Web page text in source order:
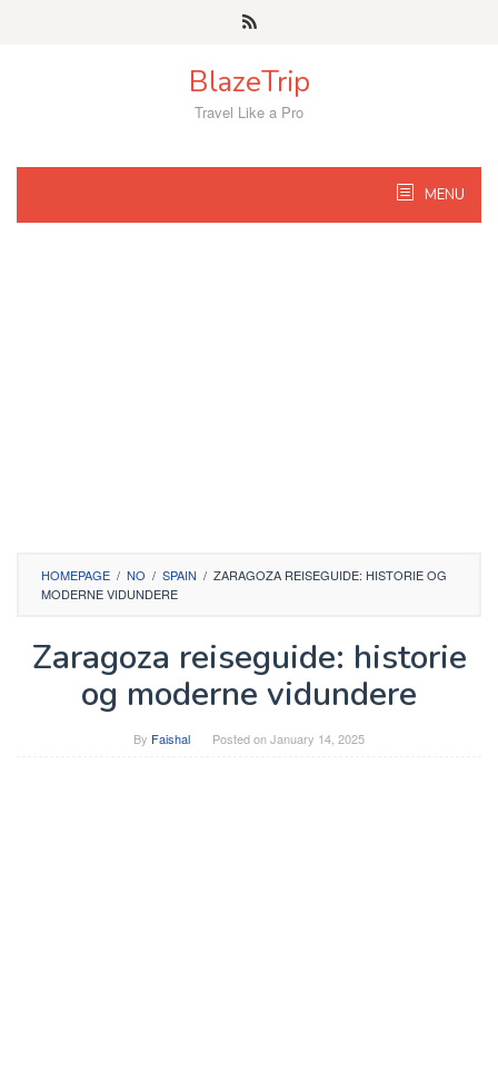
BlazeTrip
Travel Like a Pro
MENU
HOMEPAGE / NO / SPAIN / ZARAGOZA REISEGUIDE: HISTORIE OG
MODERNE VIDUNDERE
Zaragoza reiseguide: historie
og moderne vidundere
By Faishal Posted onJanuary 14, 2025